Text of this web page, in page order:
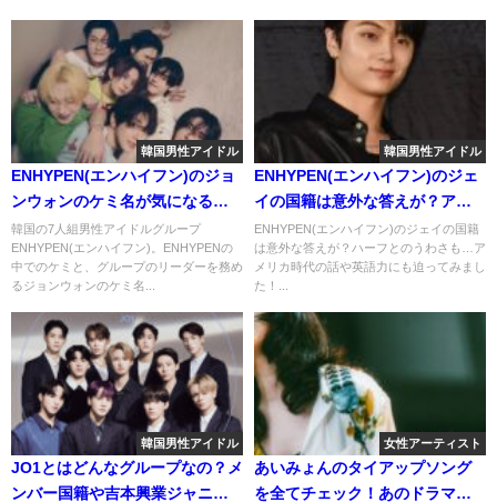
韓国男性アイドル
ENHYPEN(エンハイフン)のジョ
ンウォンのケミ名が気になる！
ニキやジェイやソヌ相手の命名
理由は？
韓国の7人組男性アイドルグループ
ENHYPEN(エンハイフン)。ENHYPENの
中でのケミと、グループのリーダーを務め
るジョンウォンのケミ名...
韓国男性アイドル
ENHYPEN(エンハイフン)のジェ
イの国籍は意外な答えが？アメ
リカ時代の話や英語力にも迫っ
てみる！
ENHYPEN(エンハイフン)のジェイの国籍
は意外な答えが？ハーフとのうわさも…ア
メリカ時代の話や英語力にも迫ってみまし
た！...
韓国男性アイドル
JO1とはどんなグループなの？メ
ンバー国籍や吉本興業ジャニー
女性アーティスト
あいみょんのタイアップソング
を全てチェック！あのドラマ主